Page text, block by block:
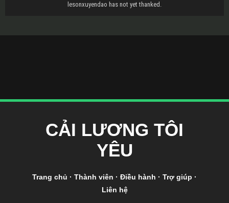
lesonxuyendao has not yet thanked.
CẢI LƯƠNG TÔI
YÊU
Trang chủ · Thành viên · Điều hành · Trợ giúp ·
Liên hệ